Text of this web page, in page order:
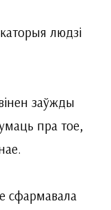
людзі
заўжды
пра тое,
сфармавала